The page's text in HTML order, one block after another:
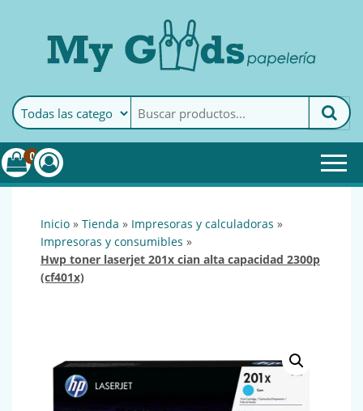
MyGoods · PapeleríaMy Goods es tu papelería
online de confianza. Podrás
encontrar todo lo necesario
0
inicio » tienda » impresoras y calculadoras »
impresoras y consumibles »
hwp toner laserjet 201x cian alta capacidad 2300p
(cf401x)